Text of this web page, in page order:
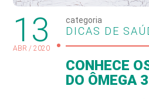
13
ABR / 2020
categoria
DICAS DE
CONHECE
DO ÔMEGA